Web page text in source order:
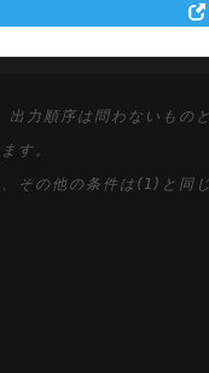
出 力 順 序 は 問 わ な い も の と
ま す 。
、 そ の 他 の 条 件 は (1) と 同 じ